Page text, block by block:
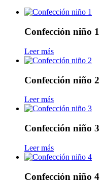
Confección niño 1
Leer más
Confección niño 2
Leer más
Confección niño 3
Leer más
Confección niño 4